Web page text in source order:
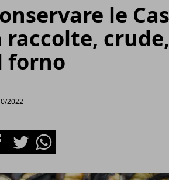
le
raccolte,
forno
2022
TwitterWhatsapp